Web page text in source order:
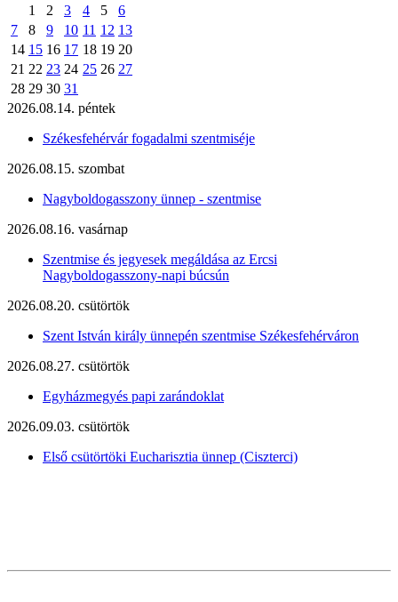
1
2 3 4 5
6
7
8 9 10 11 12 13
14 15 16 17 18 19 20
21 22 23 24 25 26 27
28 29 30 31
2026.08.14. péntek
Székesfehérvár fogadalmi szentmiséje
2026.08.15. szombat
Nagyboldogasszony ünnep - szentmise
2026.08.16. vasárnap
Szentmise és jegyesek megáldása az Ercsi
Nagyboldogasszony-napi búcsún
2026.08.20. csütörtök
Szent István király ünnepén szentmise Székesfehérváron
2026.08.27. csütörtök
Egyházmegyés papi zarándoklat
2026.09.03. csütörtök
Első csütörtöki Eucharisztia ünnep (Ciszterci)